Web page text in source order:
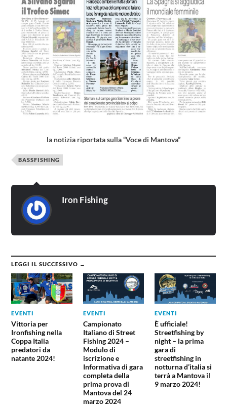
la notizia riportata sulla “Voce di Mantova”
BASSFISHING
Iron Fishing
LEGGI IL SUCCESSIVO →
EVENTI
Vittoria per
Ironfishing nella
Coppa Italia
predatori da
natante 2024!
EVENTI
Campionato
Italiano di Street
Fishing 2024 –
Modulo di
iscrizione e
Informativa di gara
completa della
prima prova di
Mantova del 24
marzo 2024
EVENTI
È ufficiale!
Streetfishing by
night – la prima
gara di
streetfishing in
notturna d’italia si
terrà a Mantova il
9 marzo 2024!